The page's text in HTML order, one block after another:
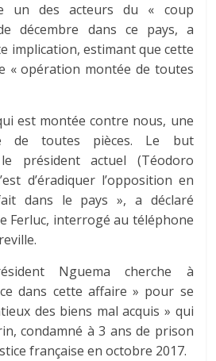
un des acteurs du « coup
décembre dans ce pays, a
implication, estimant que cette
« opération montée de toutes
est montée contre nous, une
de toutes pièces. Le but
président actuel (Téodoro
d’éradiquer l’opposition en
dans le pays », a déclaré
Ferluc, interrogé au téléphone
Nguema cherche à
dans cette affaire » pour se
des biens mal acquis » qui
condamné à 3 ans de prison
française en octobre 2017.